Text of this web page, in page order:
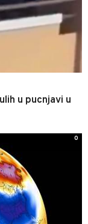
u pucnjavi u
0